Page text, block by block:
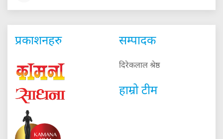
प्रकाशनहरु सम्पादक
दिरेकलाल श्रेष्ठ
हाम्रो टीम